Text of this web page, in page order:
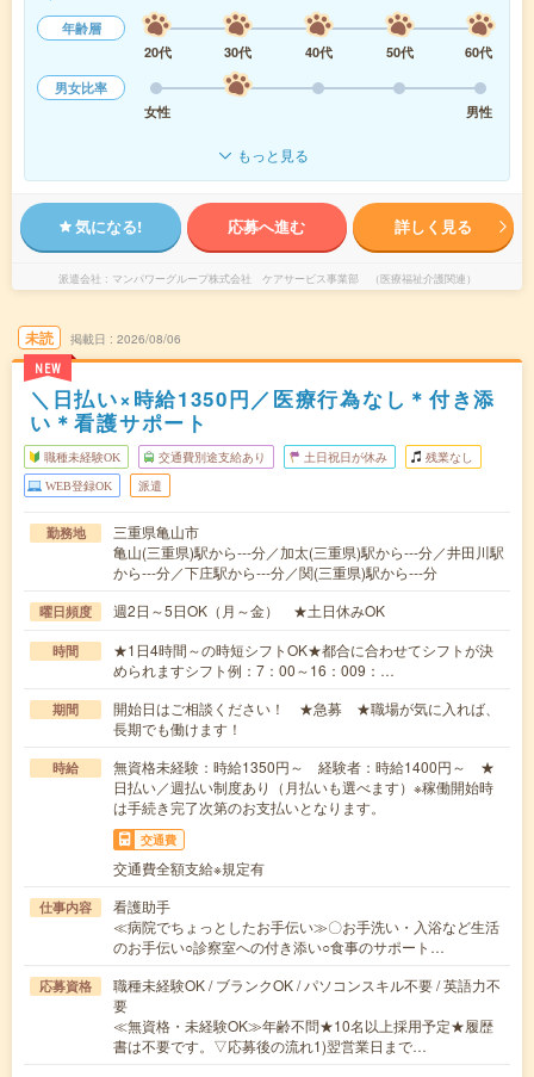
年齢層
20代
30代 40代 50代
60代
男女比率
女性
男性
もっと見る
気になる! 応募へ進む 詳しく見る
派遣会社 マンパワーグループ株式会社 ケアサービス事業部 （医療福祉介護関連）
未読
NEW
掲載日 2026/08/06
＼日払い×時給1350円／医療行為なし＊付き添
い＊看護サポート
職種未経験OK 交通費別途支給あり 土日祝日が休み 残業なし
WEB登録OK 派遣
勤務地
三重県亀山市
亀山(三重県)駅から---分／加太(三重県)駅から---分／井田川駅
から---分／下庄駅から---分／関(三重県)駅から---分
曜日頻度 週2日～5日OK（月～金） ★土日休みOK
時間
★1日4時間～の時短シフトOK★都合に合わせてシフトが決
められますシフト例：7：00～16：009：…
期間
開始日はご相談ください！ ★急募 ★職場が気に入れば、
長期でも働けます！
時給
無資格未経験：時給1350円～ 経験者：時給1400円～ ★
日払い／週払い制度あり（月払いも選べます）※稼働開始時
は手続き完了次第のお支払いとなります。
交通費
交通費全額支給※規定有
仕事内容
看護助手
≪病院でちょっとしたお手伝い≫〇お手洗い・入浴など生活
のお手伝い○診察室への付き添い○食事のサポート…
応募資格
職種未経験OK / ブランクOK / パソコンスキル不要 / 英語力不
要
≪無資格・未経験OK≫年齢不問★10名以上採用予定★履歴
書は不要です。▽応募後の流れ1)翌営業日まで…